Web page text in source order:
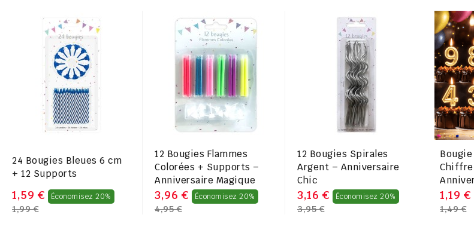
24 Bougies Bleues 6 cm
+ 12 Supports
1,59 € Économisez 20% Prix
​​
1,99 €
12 Bougies Flammes
Colorées + Supports –
Anniversaire Magique
3,96 € Économisez 20% Prix
​​
4,95 €
12 Bougies Spirales
Argent – Anniversaire
Chic
3,16 € Économisez 20% Prix
​​
3,95 €
Chiffre
1,19 €
1,49 €